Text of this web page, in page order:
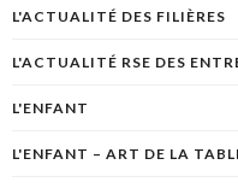
L'ACTUALITÉ DES FILIÈRES
L'ACTUALITÉ RSE DES
L'ENFANT
L'ENFANT – ART DE LA